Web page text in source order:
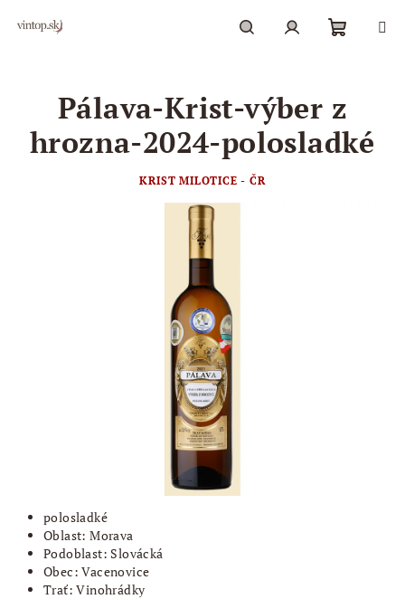
košík
polosladké
Oblast: Morava
Podoblast: Slovácká
Obec: Vacenovice
Trať: Vinohrádky
Pálava-Krist-výber z
hrozna-2024-polosladké
KRIST MILOTICE - ČR